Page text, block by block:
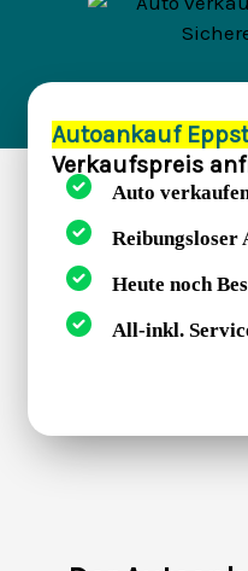
Autoankauf
Verkaufspreis
Auto
Heute noch
All-inkl.